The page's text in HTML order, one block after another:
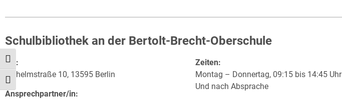
Umschalten auf hohe Kontraste
Schrift vergrößern
Schulbibliothek an der Bertolt-Brecht-Oberschule
Ort:
Wilhelmstraße 10, 13595 Berlin
Ansprechpartner/in:
Zeiten:
Montag – Donnertag, 09:15 bis 14:45 Uhr
Und nach Absprache